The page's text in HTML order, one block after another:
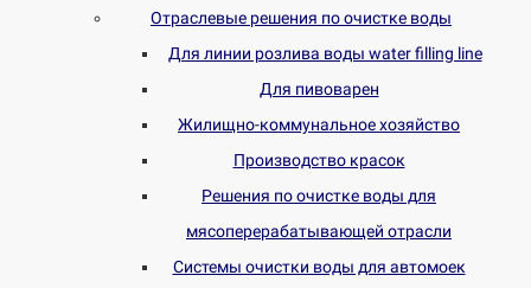
Отраслевые решения по очистке воды
Для линии розлива воды water filling line
Для пивоварен
Жилищно-коммунальное хозяйство
Производство красок
Решения по очистке воды для
мясоперерабатывающей отрасли
Системы очистки воды для автомоек